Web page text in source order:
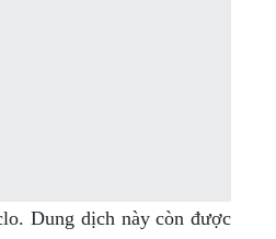
Dung dịch này còn được